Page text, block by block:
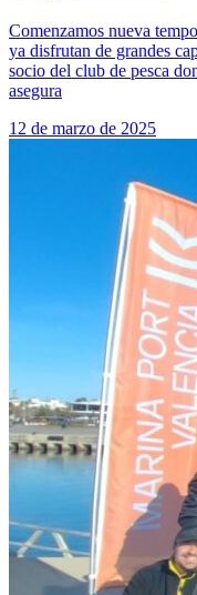
Comenzamos nueva
ya disfrutan de grandes
socio del club de pesca
asegura
12 de marzo de 2025